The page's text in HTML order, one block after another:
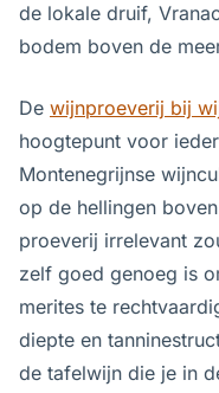
de lokale druif,
bodem boven de
De wijnproeverij bij
hoogtepunt voor
Montenegrijnse
op de hellingen
proeverij irrelevant
zelf goed genoeg is
merites te
diepte en
de tafelwijn die je in